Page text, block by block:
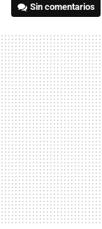
Sin comentarios